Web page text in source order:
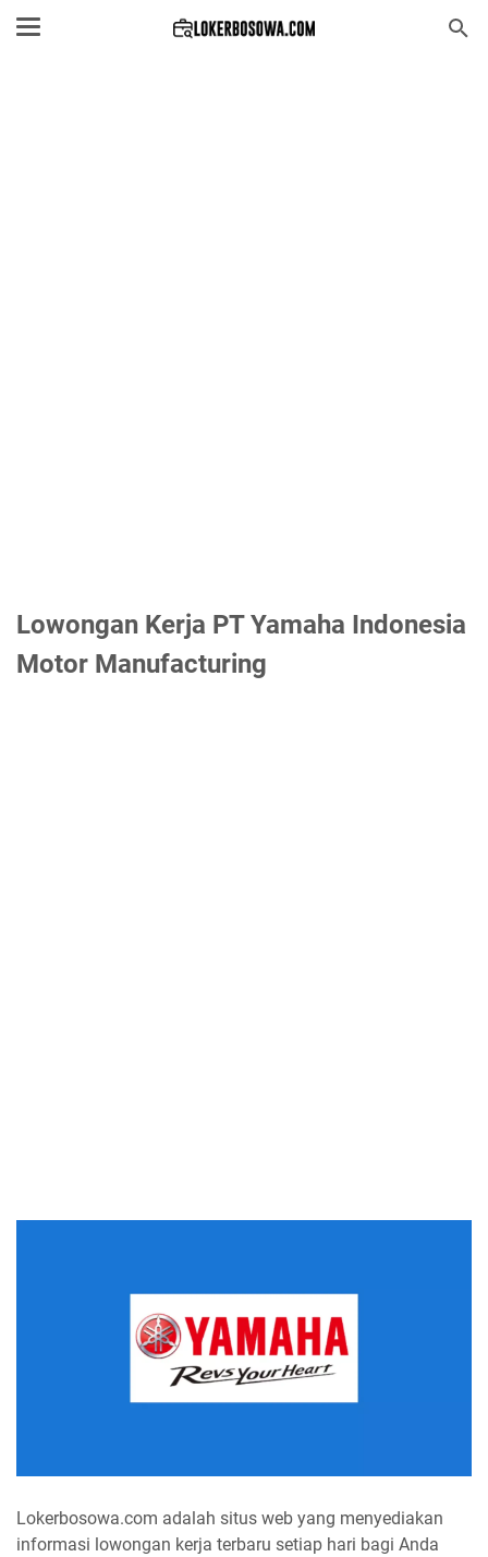
Lowongan Kerja PT Yamaha Indonesia
Motor Manufacturing
Lokerbosowa.com adalah situs web yang menyediakan
informasi lowongan kerja terbaru setiap hari bagi Anda